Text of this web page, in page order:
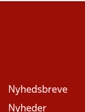
Nyhedsbreve
Nyheder